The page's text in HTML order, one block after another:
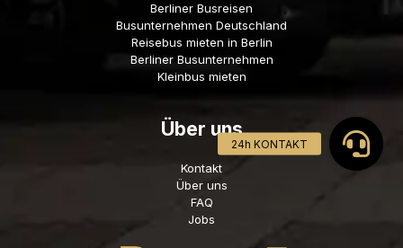
Berliner Busreisen
Busunternehmen Deutschland
Reisebus mieten in Berlin
Berliner Busunternehmen
Kleinbus mieten
Über uns
Kontakt
Über uns
FAQ
Jobs